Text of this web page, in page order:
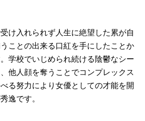
け入れられず人生に絶望した累が自
ことの出来る口紅を手にしたことか
学校でいじめられ続ける陰鬱なシー
他人顔を奪うことでコンプレックス
る努力により女優としての才能を開
逸です。